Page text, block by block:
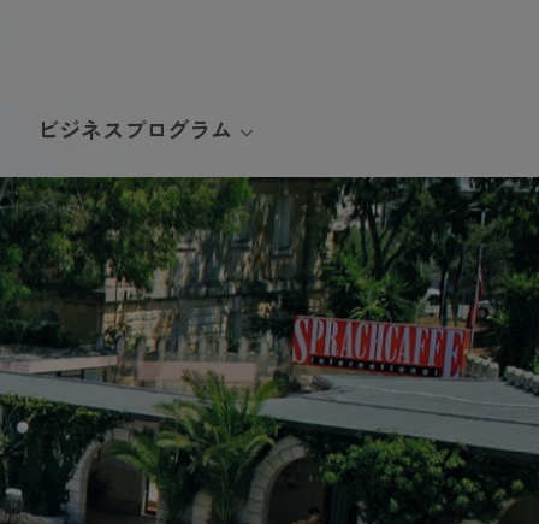
ビジネスプログラム